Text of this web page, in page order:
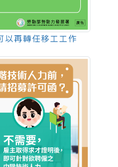
以再轉任移工工作